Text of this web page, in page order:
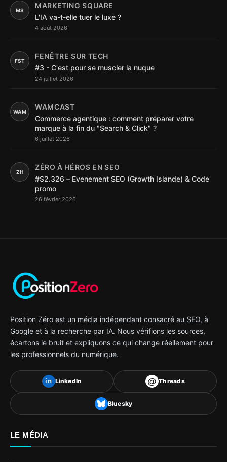
MS
MARKETING SQUARE
L'IA va-t-elle tuer le luxe ?
4 août 2026
FST
FENÊTRE SUR TECH
#3 - C'est pour se muscler la nuque
24 juillet 2026
WAM
WAMCAST
Commerce agentique : comment préparer votre
marque à la fin du "Search & Click" ?
6 juillet 2026
ZH
ZÉRO À HÉROS EN SEO
#S2.326 – Evenement SEO (Growth Islande) & Code
promo
26 février 2026
Position Zéro est un média indépendant consacré au SEO, à
Google et à la recherche par IA. Nous vérifions les sources,
écartons le bruit et expliquons ce qui change réellement pour
les professionnels du numérique.
in LinkedIn @ Threads
Bluesky
LE MÉDIA